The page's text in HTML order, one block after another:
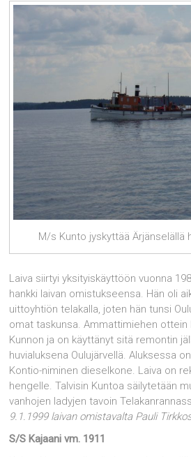
M/s Kunto jyskyttää Ärjänselällä
Laiva siirtyi yksityiskäyttöön vuonna
hankki laivan omistukseensa. Hän oli
uittoyhtiön telakalla, joten hän tunsi
omat taskunsa. Ammattimiehen ottein
Kunnon ja on käyttänyt sitä remontin
huvialuksena Oulujärvellä. Aluksessa
Kontio-niminen dieselkone. Laiva on
hengelle. Talvisin Kuntoa säilytetään
vanhojen ladyjen tavoin
9.1.1999 laivan omistavalta Pauli
S/S Kajaani vm. 1911